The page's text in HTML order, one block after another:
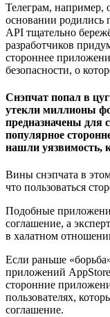
Телеграм, например,
основании родились
API тщательно
разработчиков
стороннее
безопасности, о
Снэпчат попал в
утекли миллионы
предназначены для
популярное
нашли уязвимость,
Вины снэпчата в
что пользоваться
Подобные
соглашение, а
в халатном
Если раньше
приложений
сторонние
пользователях,
соглашение.